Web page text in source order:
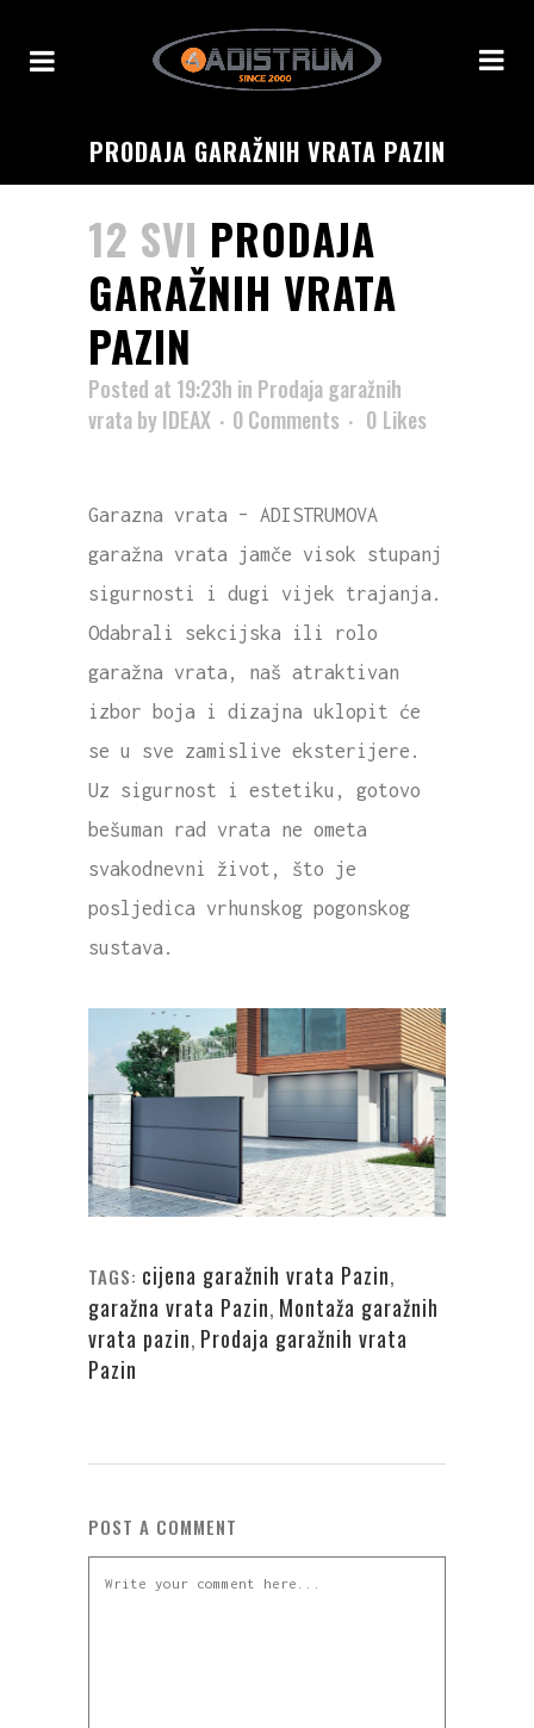
PRODAJA GARAŽNIH VRATA PAZIN
12 SVI PRODAJA
GARAŽNIH VRATA
PAZIN
Posted at 19:23h in Prodaja garažnih
vratabyIDEAX 0 Comments 0 Likes
Garazna vrata – ADISTRUMOVA
garažna vrata jamče visok stupanj
sigurnosti i dugi vijek trajanja.
Odabrali sekcijska ili rolo
garažna vrata, naš atraktivan
izbor boja i dizajna uklopit će
se u sve zamislive eksterijere.
Uz sigurnost i estetiku, gotovo
bešuman rad vrata ne ometa
svakodnevni život, što je
posljedica vrhunskog pogonskog
sustava.
TAGS: cijena garažnih vrata Pazin,
garažna vrata Pazin, Montaža garažnih
vrata pazin, Prodaja garažnih vrata
Pazin
POST A COMMENT